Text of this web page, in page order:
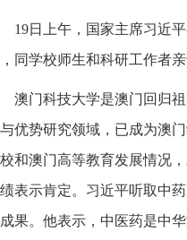
19日上午，国家主席习近
同学校师生和科研工作者亲
澳门科技大学是澳门回归
优势研究领域，已成为澳
和澳门高等教育发展情况
表示肯定。习近平听取中
果。他表示，中医药是中